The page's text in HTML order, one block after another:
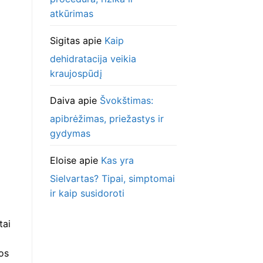
atkūrimas
Sigitasapie Kaip
dehidratacija veikia
kraujospūdį
Daiva apie Švokštimas:
apibrėžimas, priežastys ir
gydymas
Eloiseapie Kas yra
Sielvartas? Tipai, simptomai
ir kaip susidoroti